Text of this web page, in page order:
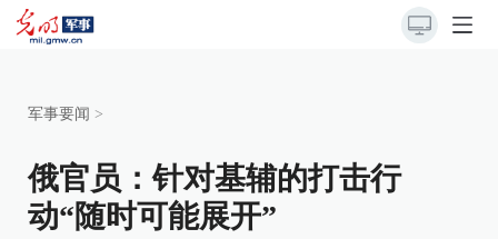
军事要闻 >
俄官员：针对基辅的打击行
动“随时可能展开”